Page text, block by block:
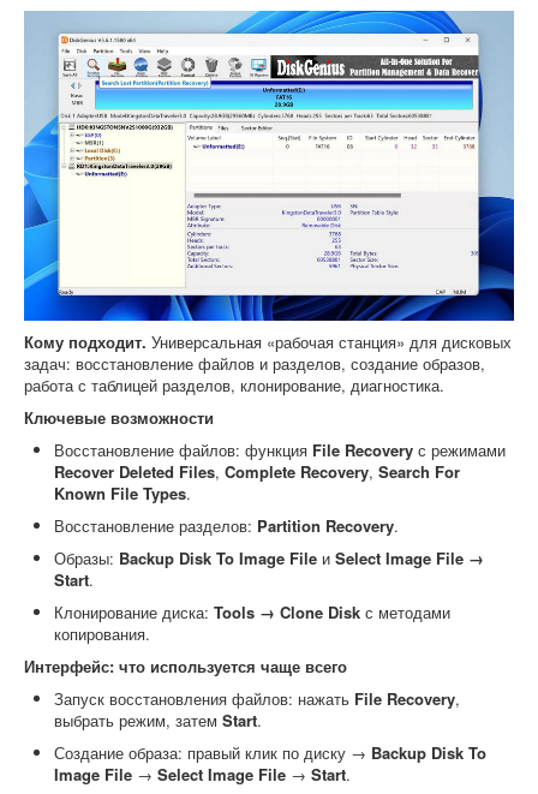
Кому подходит. Универсальная «рабочая станция» для дисковых
задач: восстановление файлов и разделов, создание образов,
работа с таблицей разделов, клонирование, диагностика.
Ключевые возможности
Восстановление файлов: функция File Recovery с режимами
Recover Deleted Files, Complete Recovery, Search For
Known File Types.
Восстановление разделов: Partition Recovery.
Образы: Backup Disk To Image File и Select Image File →
Start.
Клонирование диска: Tools → Clone Disk с методами
копирования.
Интерфейс: что используется чаще всего
Запуск восстановления файлов: нажать File Recovery,
выбрать режим, затем Start.
Создание образа: правый клик по диску → Backup Disk To
Image File → Select Image File → Start.